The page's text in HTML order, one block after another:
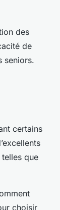
des
de
seniors.
certains
que
choisir